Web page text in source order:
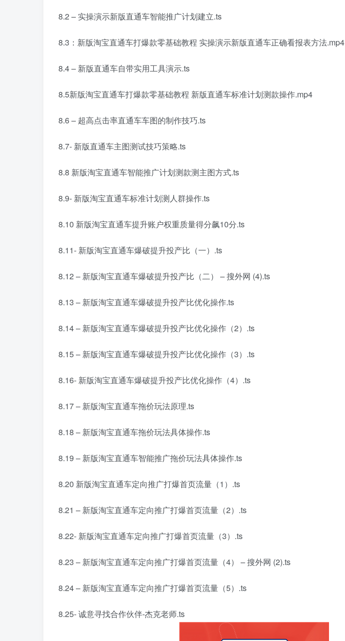
8.2 – 实操演示新版直通车智能推广计划建立.ts
8.3：新版淘宝直通车打爆款零基础教程 实操演示新版直通车正确看报表方法.mp4
8.4 – 新版直通车自带实用工具演示.ts
8.5新版淘宝直通车打爆款零基础教程 新版直通车标准计划测款操作.mp4
8.6 – 超高点击率直通车车图的制作技巧.ts
8.7- 新版直通车主图测试技巧策略.ts
8.8 新版淘宝直通车智能推广计划测款测主图方式.ts
8.9- 新版淘宝直通车标准计划测人群操作.ts
8.10 新版淘宝直通车提升账户权重质量得分飙10分.ts
8.11- 新版淘宝直通车爆破提升投产比（一）.ts
8.12 – 新版淘宝直通车爆破提升投产比（二） – 搜外网 (4).ts
8.13 – 新版淘宝直通车爆破提升投产比优化操作.ts
8.14 – 新版淘宝直通车爆破提升投产比优化操作（2）.ts
8.15 – 新版淘宝直通车爆破提升投产比优化操作（3）.ts
8.16- 新版淘宝直通车爆破提升投产比优化操作（4）.ts
8.17 – 新版淘宝直通车拖价玩法原理.ts
8.18 – 新版淘宝直通车拖价玩法具体操作.ts
8.19 – 新版淘宝直通车智能推广拖价玩法具体操作.ts
8.20 新版淘宝直通车定向推广打爆首页流量（1）.ts
8.21 – 新版淘宝直通车定向推广打爆首页流量（2）.ts
8.22- 新版淘宝直通车定向推广打爆首页流量（3）.ts
8.23 – 新版淘宝直通车定向推广打爆首页流量（4） – 搜外网 (2).ts
8.24 – 新版淘宝直通车定向推广打爆首页流量（5）.ts
8.25- 诚意寻找合作伙伴-杰克老师.ts